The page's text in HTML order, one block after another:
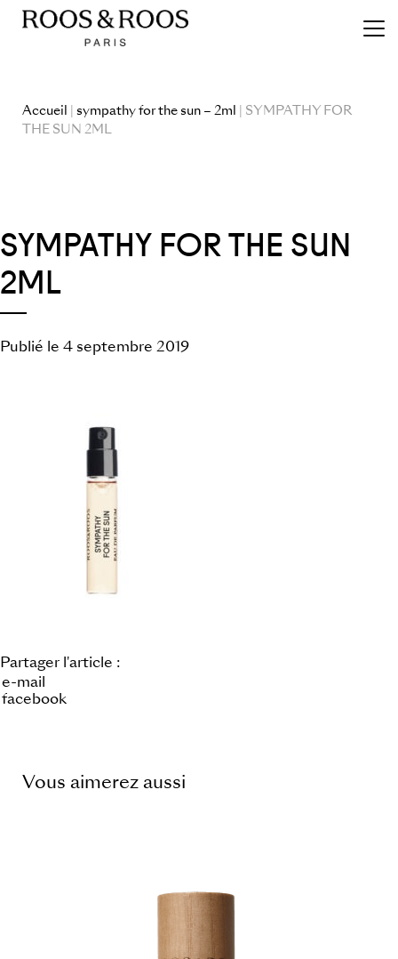
Accueil | sympathy for the sun – 2ml | SYMPATHY FOR
THE SUN 2ML
SYMPATHY FOR THE SUN
2ML
Publié le 4 septembre 2019
Partager l'article :
e-mail
facebook
Vous aimerez aussi